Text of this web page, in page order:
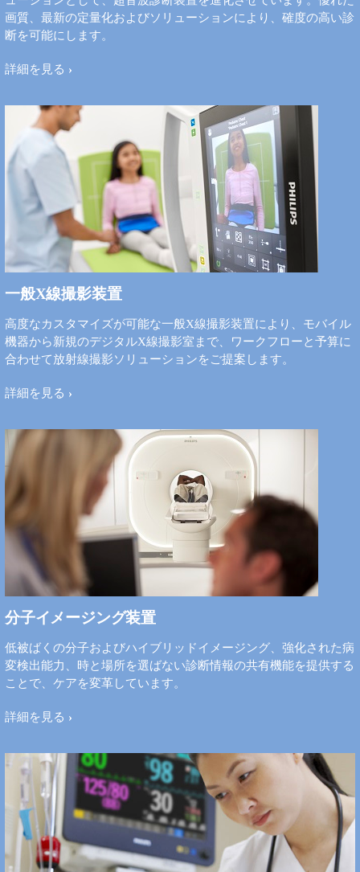
画質、最新の定量化およびソリューションにより、確度の高い診
断を可能にします。
詳細を見る
一般X線撮影装置
高度なカスタマイズが可能な一般X線撮影装置により、モバイル
機器から新規のデジタルX線撮影室まで、ワークフローと予算に
合わせて放射線撮影ソリューションをご提案します。
詳細を見る
分子イメージング装置
低被ばくの分子およびハイブリッドイメージング、強化された病
変検出能力、時と場所を選ばない診断情報の共有機能を提供する
ことで、ケアを変革しています。
詳細を見る